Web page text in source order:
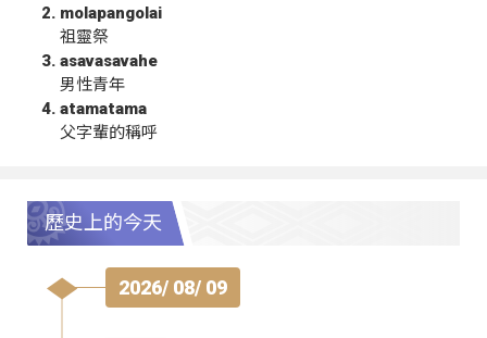
molapangolai
祖靈祭
asavasavahe
男性青年
atamatama
父字輩的稱呼
歷史上的今天
2026/ 08/ 09